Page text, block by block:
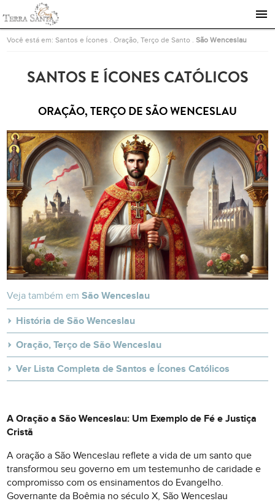
Ir para a página inicial
Você está em:Santos e Ícones .Oração, Terço de Santo .São Wenceslau
SANTOS E ÍCONES CATÓLICOS
ORAÇÃO, TERÇO DE SÃO WENCESLAU
Veja também emSão Wenceslau
História de São Wenceslau
Oração, Terço de São Wenceslau
Ver Lista Completa de Santos e Ícones Católicos
A Oração a São Wenceslau: Um Exemplo de Fé e Justiça
Cristã
A oração a São Wenceslau reflete a vida de um santo que
transformou seu governo em um testemunho de caridade e
compromisso com os ensinamentos do Evangelho.
Governante da Boêmia no século X, São Wenceslau